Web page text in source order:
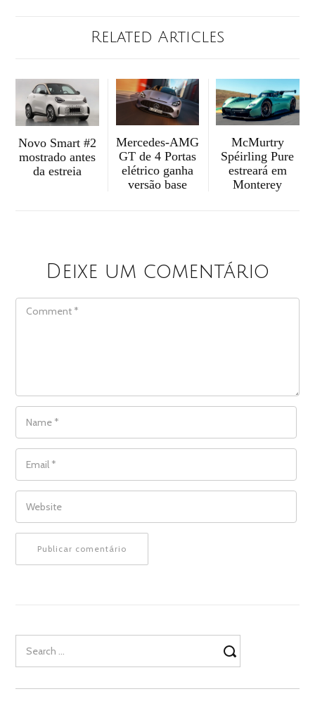
Related Articles
Novo Smart #2
mostrado antes
da estreia
Mercedes-AMG
GT de 4 Portas
elétrico ganha
versão base
McMurtry
Spéirling Pure
estreará em
Monterey
Deixe um comentário
for: